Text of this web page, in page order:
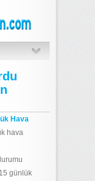
Hava
hava
günlük